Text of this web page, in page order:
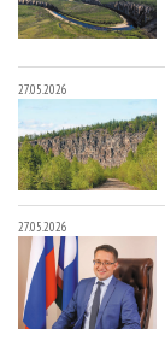
27.05.2026
27.05.2026